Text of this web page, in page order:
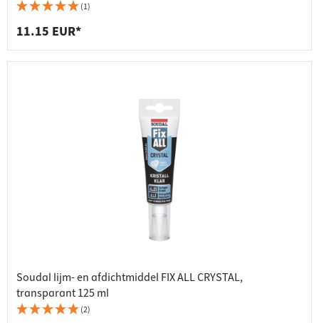
(1)
11.15 EUR*
Soudal lijm- en afdichtmiddel FIX ALL CRYSTAL,
transparant 125 ml
(2)